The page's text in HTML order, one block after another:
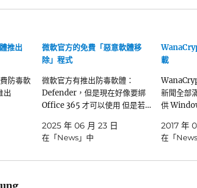
推出
防毒軟
出
微軟官方的免費「惡意軟體移
除」程式
微軟官方有推出防毒軟體：
Defender，但是現在好像要綁
Office 365 才可以使用 但是若…
2025 年 06 月 23 日
在「News」中
載
新聞全部
供
2017 年
在「